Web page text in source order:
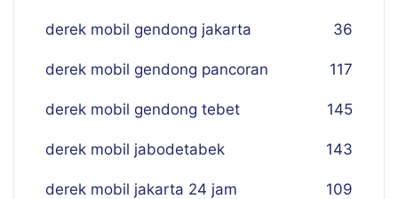
derek mobil gendong jakarta 36
derek mobil gendong pancoran 117
derek mobil gendong tebet 145
derek mobil jabodetabek 143
derek mobil jakarta 24 jam 109